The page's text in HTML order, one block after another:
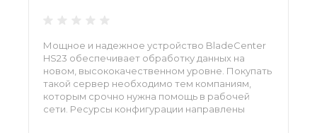
Мощное и надежное устройство BladeCenter
HS23 обеспечивает обработку данных на
новом, высококачественном уровне. Покупать
такой сервер необходимо тем компаниям,
которым срочно нужна помощь в рабочей
сети. Ресурсы конфигурации направлены